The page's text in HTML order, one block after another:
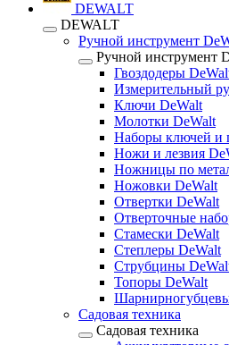
DEWALT
DEWALT
Ручной инструмент
Ручной инструмент
Гвоздодеры
Измерительный
Ключи DeWalt
Молотки DeWalt
Наборы ключей и
Ножи и лезвия
Ножницы по
Ножовки DeWalt
Отвертки DeWalt
Отверточные
Стамески DeWalt
Степлеры DeWalt
Струбцины
Топоры DeWalt
Садовая техника
Садовая техника